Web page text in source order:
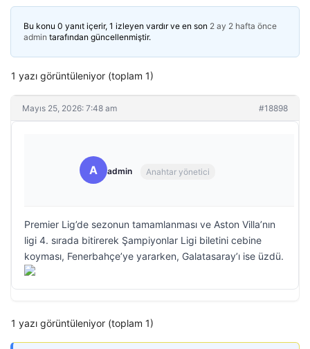
Bu konu 0 yanıt içerir, 1 izleyen vardır ve en son 2 ay 2 hafta önce
admin tarafından güncellenmiştir.
1 yazı görüntüleniyor (toplam 1)
Mayıs 25, 2026: 7:48 am #18898
A admin Anahtar yönetici
Premier Lig’de sezonun tamamlanması ve Aston Villa’nın
ligi 4. sırada bitirerek Şampiyonlar Ligi biletini cebine
koyması, Fenerbahçe’ye yararken, Galatasaray’ı ise üzdü.
1 yazı görüntüleniyor (toplam 1)